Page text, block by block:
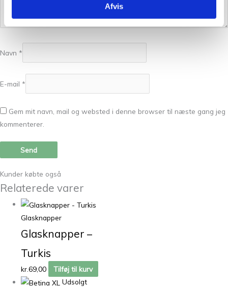
Afvis
Navn *
E-mail *
Gem mit navn, mail og websted i denne browser til næste gang jeg
kommenterer.
Kunder købte også
Relaterede varer
Glasknapper
Glasknapper –
Turkis
kr.69,00
Tilføj til kurv
Udsolgt